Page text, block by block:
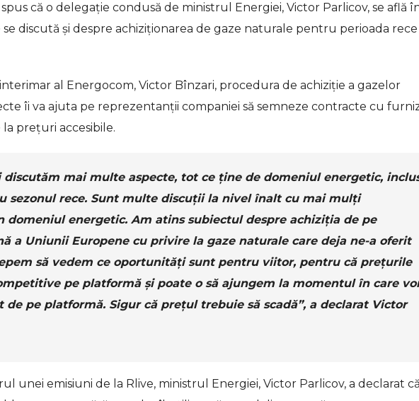
că o delegație condusă de ministrul Energiei, Victor Parlicov, se află
discută și despre achiziționarea de gaze naturale pentru perioada rece
al Energocom, Victor Bînzari, procedura de achiziție a gazelor
îi va ajuta pe reprezentanții companiei să semneze contracte cu
prețuri accesibile.
discutăm mai multe aspecte, tot ce ține de domeniul energetic,
sezonul rece. Sunt multe discuții la nivel înalt cu mai mulți
domeniul energetic. Am atins subiectul despre achiziția de pe
a Uniunii Europene cu privire la gaze naturale care deja ne-a oferit
să vedem ce oportunități sunt pentru viitor, pentru că prețurile
pe platformă și poate o să ajungem la momentul în care
de pe platformă. Sigur că prețul trebuie să scadă”, a declarat Victor
unei emisiuni de la Rlive, ministrul Energiei, Victor Parlicov, a declarat